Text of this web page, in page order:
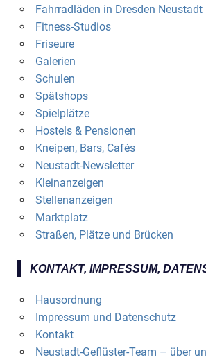
Fahrradläden in Dresden Neustadt
Fitness-Studios
Friseure
Galerien
Schulen
Spätshops
Spielplätze
Hostels & Pensionen
Kneipen, Bars, Cafés
Neustadt-Newsletter
Kleinanzeigen
Stellenanzeigen
Marktplatz
Straßen, Plätze und Brücken
KONTAKT, IMPRESSUM,
Hausordnung
Impressum und Datenschutz
Kontakt
Neustadt-Geflüster-Team – über